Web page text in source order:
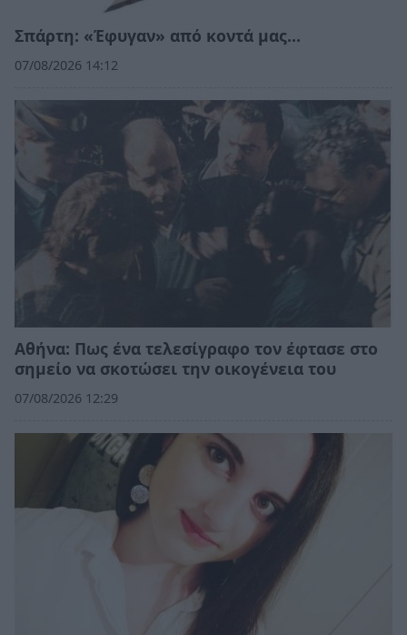
Σπάρτη: «Έφυγαν» από κοντά μας…
07/08/2026 14:12
Αθήνα: Πως ένα τελεσίγραφο τον έφτασε στο
σημείο να σκοτώσει την οικογένεια του
07/08/2026 12:29